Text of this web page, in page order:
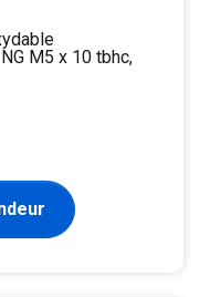
M5 x 10 tbhc,